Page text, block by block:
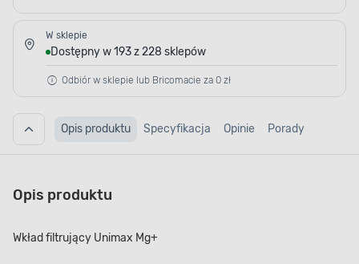
W sklepie
Dostępny w 193 z 228 sklepów
Odbiór w sklepie lub Bricomacie za 0 zł
Opis produktu Specyfikacja Opinie Porady
Opis produktu
Wkład filtrujący Unimax Mg+